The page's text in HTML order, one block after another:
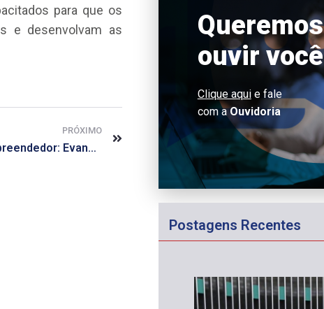
para que os
e desenvolvam as
PRÓXIMO
De paciente a empreendedor: Evandro Campos criou uma farmácia para não faltar remédio
Queremos
ouvir você
Clique aquie fale
com aOuvidoria
Postagens Recentes